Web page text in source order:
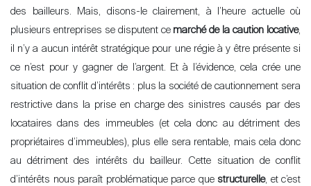
des bailleurs. Mais, disons-le clairement, à l ’ heure actuelle où
plusieurs entreprises se disputent ce marché de la caution locative,
il n’y a aucun intérêt stratégique pour une régie à y être présente si
ce n’est pour y gagner de l
’argent. Et à l ’évidence, cela crée une
situation de conflit d ’intérêts : plus la société de cautionnement sera
restrictive dans la prise en charge des sinistres causés par des
locataires dans des immeubles (et cela donc au détriment des
propriétaires d’immeubles), plus elle sera rentable, mais cela donc
au détriment des intérêts du bailleur. Cette situation de conflit
d ’intérêts nous paraît problématique parce que structurelle, et c’est